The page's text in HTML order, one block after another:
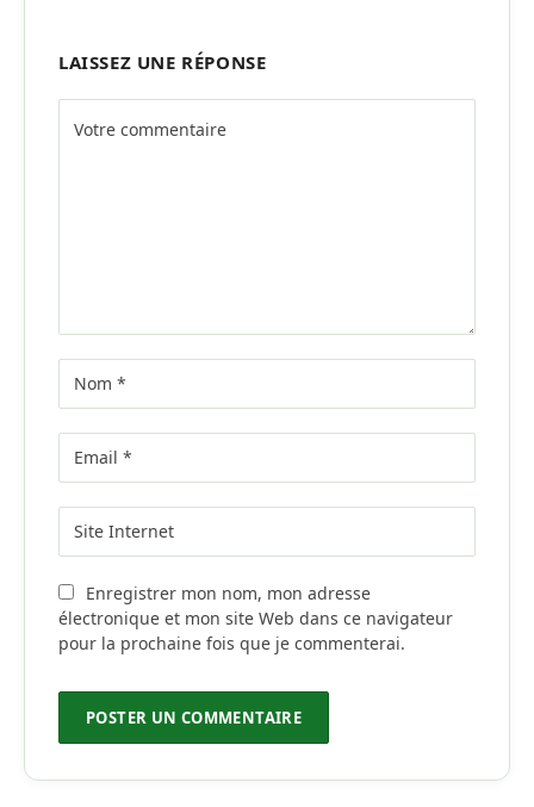
LAISSEZ UNE RÉPONSE
Enregistrer mon nom, mon adresse
électronique et mon site Web dans ce navigateur
pour la prochaine fois que je commenterai.